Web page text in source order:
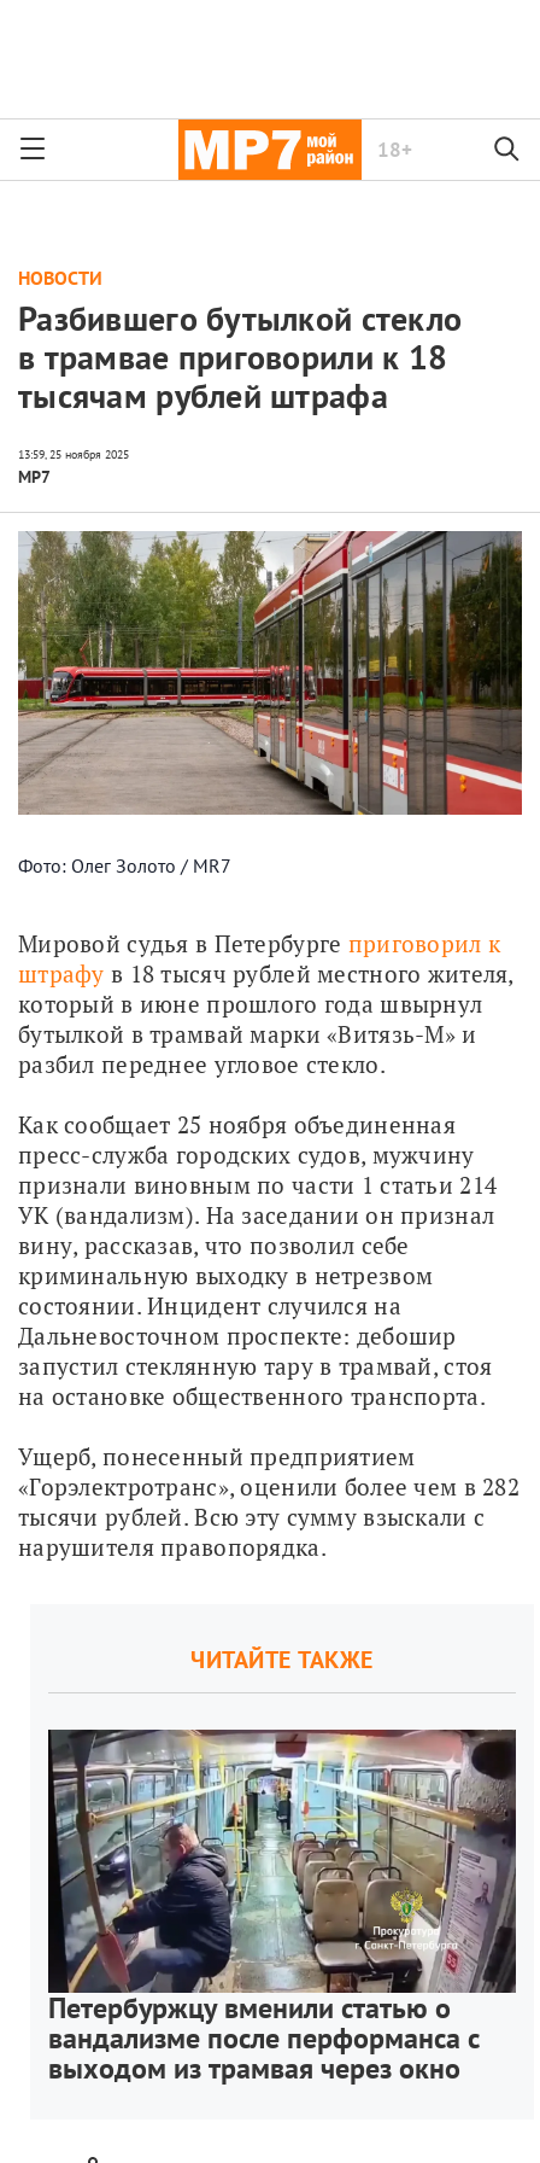
18+
НОВОСТИ
Разбившего бутылкой стекло
в трамвае приговорили к 18
тысячам рублей штрафа
МР7
Фото: Олег Золото / MR7
Мировой судья в Петербурге приговорил к
штрафу в 18 тысяч рублей местного жителя,
который в июне прошлого года швырнул
бутылкой в трамвай марки «Витязь-М» и
разбил переднее угловое стекло.
Как сообщает 25 ноября объединенная
пресс-служба городских судов, мужчину
признали виновным по части 1 статьи 214
УК (вандализм). На заседании он признал
вину, рассказав, что позволил себе
криминальную выходку в нетрезвом
состоянии. Инцидент случился на
Дальневосточном проспекте: дебошир
запустил стеклянную тару в трамвай, стоя
на остановке общественного транспорта.
Ущерб, понесенный предприятием
«Горэлектротранс», оценили более чем в 282
тысячи рублей. Всю эту сумму взыскали с
нарушителя правопорядка.
ЧИТАЙТЕ ТАКЖЕ
Петербуржцу вменили статью о
вандализме после перформанса с
выходом из трамвая через окно